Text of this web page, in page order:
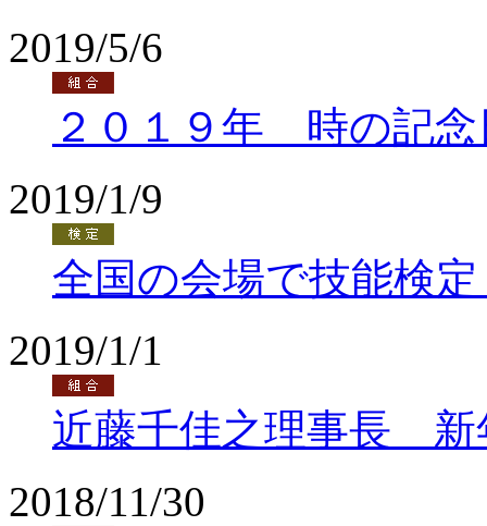
2019/5/6
２０１９年 時の記
2019/1/9
全国の会場で技能検
2019/1/1
近藤千佳之理事長 新
2018/11/30